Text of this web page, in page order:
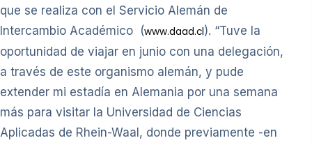
que se realiza con el Servicio Alemán de
Intercambio Académico (www.daad.cl). “Tuve la
oportunidad de viajar en junio con una delegación,
a través de este organismo alemán, y pude
extender mi estadía en Alemania por una semana
más para visitar la Universidad de Ciencias
Aplicadas de Rhein-Waal, donde previamente -en